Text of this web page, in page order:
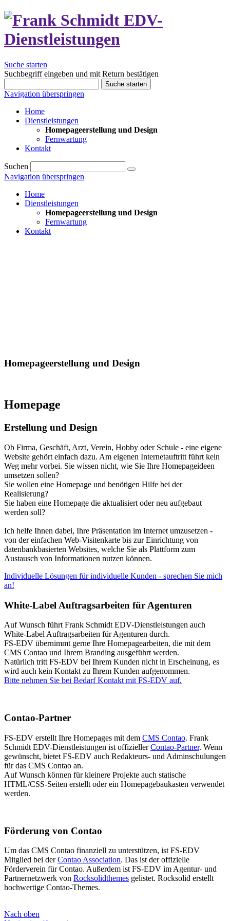
Suche starten
Suchbegriff eingeben und mit Return bestätigen
Suche starten
Navigation überspringen
Home
Dienstleistungen
Homepageerstellung und Design
Fernwartung
Kontakt
Suchen
Navigation überspringen
Home
Dienstleistungen
Homepageerstellung und Design
Fernwartung
Kontakt
Homepageerstellung und Design
Homepage
Erstellung und Design
Ob Firma, Geschäft, Arzt, Verein, Hobby oder Schule - eine eigene
Website gehört einfach dazu. Am eigenen Internetauftritt führt kein
Weg mehr vorbei. Sie wissen nicht, wie Sie Ihre Homepageideen
umsetzen sollen?
Sie wollen eine Homepage und benötigen Hilfe bei der
Realisierung?
Sie haben eine Homepage die aktualisiert oder neu aufgebaut
werden soll?
Ich helfe Ihnen dabei, Ihre Präsentation im Internet umzusetzen -
von der einfachen Web-Visitenkarte bis zur Einrichtung von
datenbankbasierten Websites, welche Sie als Plattform zum
Austausch von Informationen nutzen können.
Individuelle Lösungen für individuelle Kunden - sprechen Sie mich
an!
White-Label Auftragsarbeiten für Agenturen
Auf Wunsch führt Frank Schmidt EDV-Dienstleistungen auch
White-Label Auftragsarbeiten für Agenturen durch.
FS-EDV übernimmt gerne Ihre Homepagearbeiten, die mit dem
CMS Contao und Ihrem Branding ausgeführt werden.
Natürlich tritt FS-EDV bei Ihrem Kunden nicht in Erscheinung, es
wird auch kein Kontakt zu Ihrem Kunden aufgenommen.
Bitte nehmen Sie bei Bedarf Kontakt mit FS-EDV auf.
Contao-Partner
FS-EDV erstellt Ihre Homepages mit dem CMS Contao. Frank
Schmidt EDV-Dienstleistungen ist offiziellerContao-Partner. Wenn
gewünscht, bietet FS-EDV auch Redakteurs- und Adminschulungen
für das CMS Contao an.
Auf Wunsch können für kleinere Projekte auch statische
HTML/CSS-Seiten erstellt oder ein Homepagebaukasten verwendet
werden.
Förderung von Contao
Um das CMS Contao finanziell zu unterstützen, ist FS-EDV
Mitglied bei derContao Association. Das ist der offizielle
Förderverein für Contao. Außerdem ist FS-EDV im Agentur- und
Partnernetzwerk von Rocksolidthemes gelistet. Rocksolid erstellt
hochwertige Contao-Themes.
Nach oben